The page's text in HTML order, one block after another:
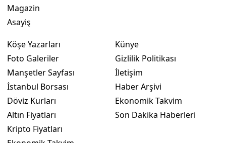
Magazin
Asayiş
Köşe Yazarları
Foto Galeriler
Manşetler Sayfası
İstanbul Borsası
Döviz Kurları
Altın Fiyatları
Kripto Fiyatları
Künye
Gizlilik Politikası
İletişim
Haber Arşivi
Ekonomik Takvim
Son Dakika Haberleri